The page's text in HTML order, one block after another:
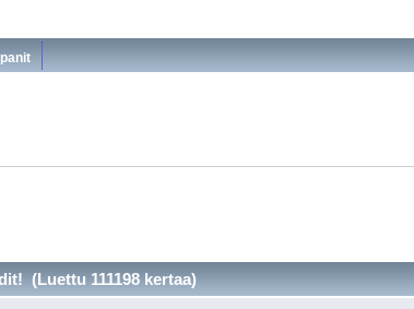
(Luettu 111198 kertaa)